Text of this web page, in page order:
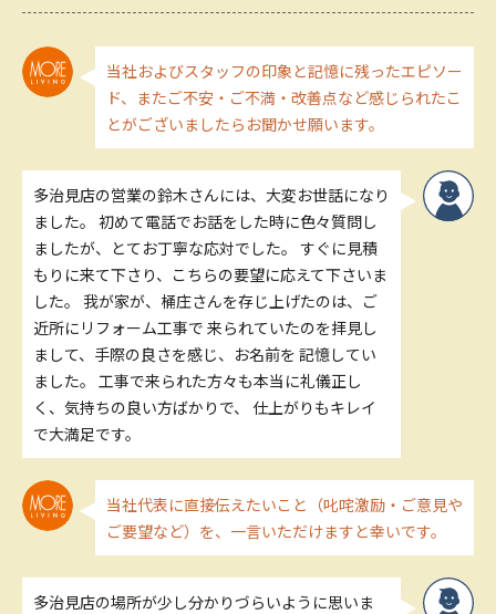
当社およびスタッフの印象と記憶に残ったエピソー
ド、またご不安・ご不満・改善点など感じられたこ
とがございましたらお聞かせ願います。
多治見店の営業の鈴木さんには、大変お世話になり
ました。 初めて電話でお話をした時に色々質問し
ましたが、とてお丁寧な応対でした。 すぐに見積
もりに来て下さり、こちらの要望に応えて下さいま
した。 我が家が、桶庄さんを存じ上げたのは、ご
近所にリフォーム工事で 来られていたのを拝見し
まして、手際の良さを感じ、お名前を 記憶してい
ました。 工事で来られた方々も本当に礼儀正し
く、気持ちの良い方ばかりで、 仕上がりもキレイ
で大満足です。
当社代表に直接伝えたいこと（叱咤激励・ご意見や
ご要望など）を、一言いただけますと幸いです。
多治見店の場所が少し分かりづらいように思いま